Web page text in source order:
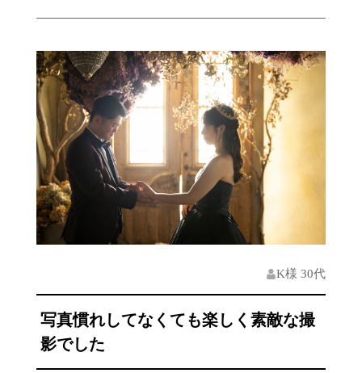
K様 30代
写真慣れしてなくても楽しく素敵な撮
影でした